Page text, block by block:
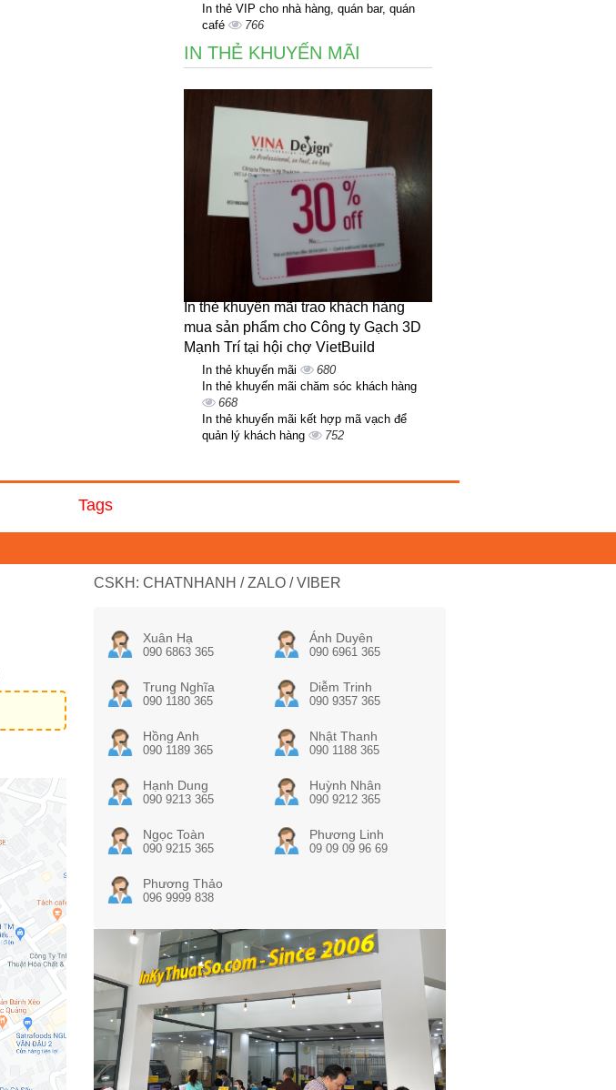
In thẻ VIP cho nhà hàng, quán bar, quán
café
766
IN THẺ KHUYẾN MÃI
In thẻ khuyến mãi trao khách hàng
mua sản phẩm cho Công ty Gạch 3D
Mạnh Trí tại hội chợ VietBuild
In thẻ khuyến mãi
680
In thẻ khuyến mãi chăm sóc khách hàng
668
In thẻ khuyến mãi kết hợp mã vạch để
quản lý khách hàng
752
Tags
CSKH: CHATNHANH / ZALO / VIBER
Xuân Hạ
090 6863 365
Ánh Duyên
090 6961 365
Trung Nghĩa
090 1180 365
Diễm Trinh
090 9357 365
Hồng Anh
090 1189 365
Nhật Thanh
090 1188 365
Hạnh Dung
090 9213 365
Huỳnh Nhân
090 9212 365
Ngọc Toàn
090 9215 365
Phương Linh
09 09 09 96 69
Phương Thảo
096 9999 838